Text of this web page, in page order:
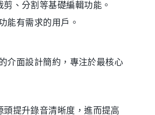
、分割等基礎編輯功能。
能有需求的用戶。
介面設計簡約，專注於最核心
頭提升錄音清晰度，進而提高